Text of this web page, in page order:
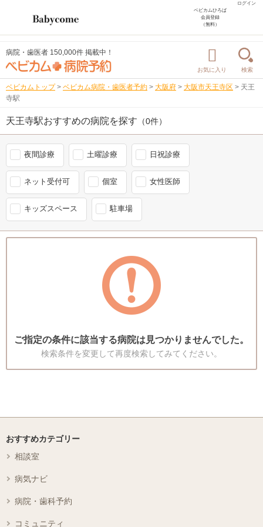
ログイン
ベビカムひろば
会員登録
（無料）
病院・歯医者 150,000件 掲載中！
お気に入り 検索
ベビカムトップ > ベビカム病院・歯医者予約 > 大阪府 > 大阪市天王寺区 > 天王
寺駅
天王寺駅おすすめの病院を探す （0件）
夜間診療 土曜診療 日祝診療
ネット受付可 個室 女性医師
キッズスペース 駐車場
ご指定の条件に該当する病院は見つかりませんでした。
検索条件を変更して再度検索してみてください。
おすすめカテゴリー
相談室
病気ナビ
病院・歯科予約
コミュニティ